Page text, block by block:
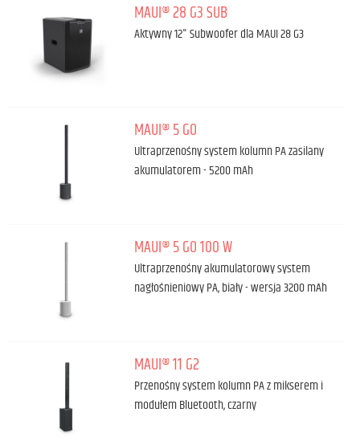
MAUI® 28 G3 SUB
Aktywny 12" Subwoofer dla MAUI 28 G3
MAUI® 5 GO
Ultraprzenośny system kolumn PA zasilany
akumulatorem - 5200 mAh
MAUI® 5 GO 100 W
Ultraprzenośny akumulatorowy system
nagłośnieniowy PA, biały - wersja 3200 mAh
MAUI® 11 G2
Przenośny system kolumn PA z mikserem i
modułem Bluetooth, czarny